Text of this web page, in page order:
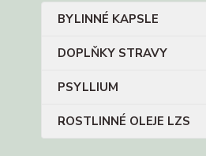
BYLINNÉ KAPSLE
DOPLŇKY STRAVY
PSYLLIUM
ROSTLINNÉ OLEJE LZS